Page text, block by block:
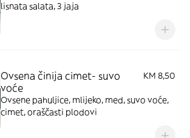
lisnata salata, 3 jaja
Ovsena činija cimet- suvo
voće
KM 8,50
Ovsene pahuljice, mlijeko, med, suvo voće,
cimet, oraščasti plodovi